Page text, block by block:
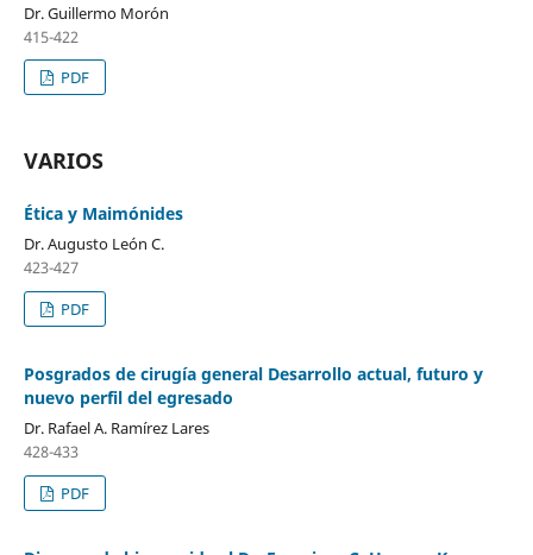
Dr. Guillermo Morón
415-422
PDF
VARIOS
Ética y Maimónides
Dr. Augusto León C.
423-427
PDF
Posgrados de cirugía general Desarrollo actual, futuro y
nuevo perfil del egresado
Dr. Rafael A. Ramírez Lares
428-433
PDF